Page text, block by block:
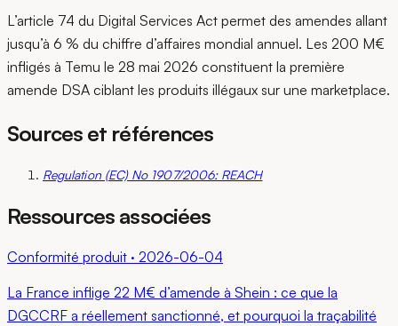
L’article 74 du Digital Services Act permet des amendes allant
jusqu’à 6 % du chiffre d’affaires mondial annuel. Les 200 M€
infligés à Temu le 28 mai 2026 constituent la première
amende DSA ciblant les produits illégaux sur une marketplace.
Sources et références
Regulation (EC) No 1907/2006: REACH
Ressources associées
Conformité produit · 2026-06-04
La France inflige 22 M€ d’amende à Shein : ce que la
DGCCRF a réellement sanctionné, et pourquoi la traçabilité